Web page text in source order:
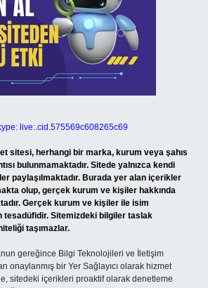
live:.cid.575569c608265c69
sitesi, herhangi bir marka, kurum veya şahıs
bulunmamaktadır. Sitede yalnızca kendi
paylaşılmaktadır. Burada yer alan içerikler
olup, gerçek kurum ve kişiler hakkında
Gerçek kurum ve kişiler ile isim
tesadüfidir. Sitemizdeki bilgiler taslak
taşımazlar.
gereğince Bilgi Teknolojileri ve İletişim
onaylanmış bir Yer Sağlayıcı olarak hizmet
sitedeki içerikleri proaktif olarak denetleme